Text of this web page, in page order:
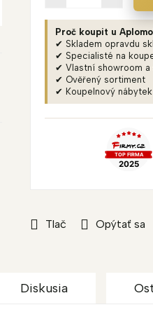
Tlač Opýtať sa
Proč koupit u
✔ Skladem opravdu
✔ Specialisté na
✔ Vlastní showroom a
✔ Ověřený sortiment
✔ Koupelnový
Diskusia